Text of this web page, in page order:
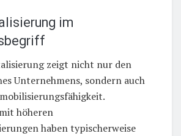
im
zeigt nicht nur den
Unternehmens, sondern auch
höheren
haben typischerweise